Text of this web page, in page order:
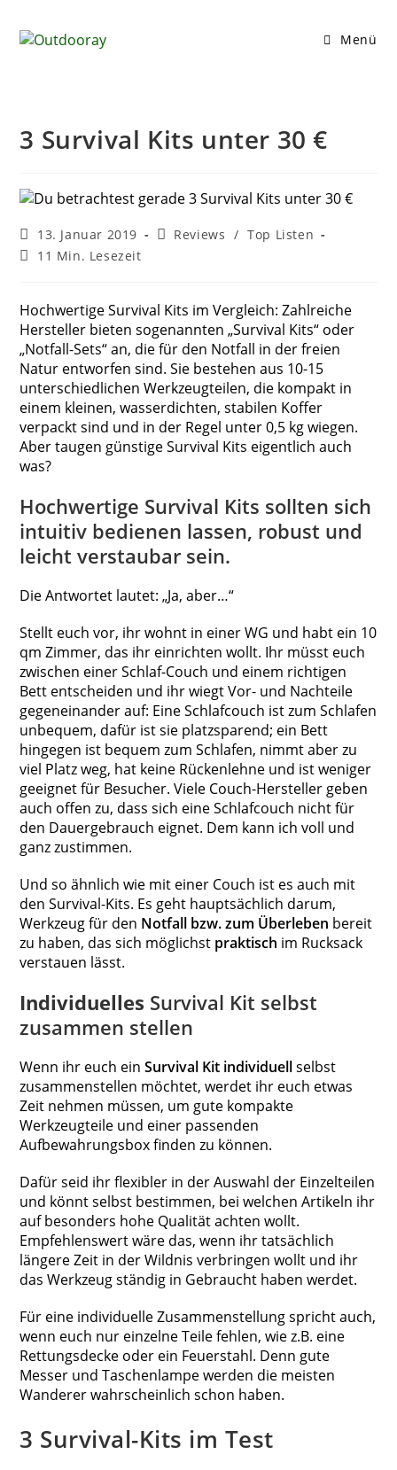
springen
Menü
3 Survival Kits unter 30 €
Beitrag
veröffentlicht:
13. Januar 2019
Beitrags-
Reviews / Top Listen
Lesedauer:
11 Min. Lesezeit
Hochwertige Survival Kits im Vergleich: Zahlreiche
Hersteller bieten sogenannten „Survival Kits“ oder
„Notfall-Sets“ an, die für den Notfall in der freien
Natur entworfen sind. Sie bestehen aus 10-15
unterschiedlichen Werkzeugteilen, die kompakt in
einem kleinen, wasserdichten, stabilen Koffer
verpackt sind und in der Regel unter 0,5 kg wiegen.
Aber taugen günstige Survival Kits eigentlich auch
was?
Hochwertige Survival Kits sollten sich
intuitiv bedienen lassen, robust und
leicht verstaubar sein.
Die Antwortet lautet: „Ja, aber…“
Stellt euch vor, ihr wohnt in einer WG und habt ein 10
qm Zimmer, das ihr einrichten wollt. Ihr müsst euch
zwischen einer Schlaf-Couch und einem richtigen
Bett entscheiden und ihr wiegt Vor- und Nachteile
gegeneinander auf: Eine Schlafcouch ist zum Schlafen
unbequem, dafür ist sie platzsparend; ein Bett
hingegen ist bequem zum Schlafen, nimmt aber zu
viel Platz weg, hat keine Rückenlehne und ist weniger
geeignet für Besucher. Viele Couch-Hersteller geben
auch offen zu, dass sich eine Schlafcouch nicht für
den Dauergebrauch eignet. Dem kann ich voll und
ganz zustimmen.
Und so ähnlich wie mit einer Couch ist es auch mit
den Survival-Kits. Es geht hauptsächlich darum,
Werkzeug für den Notfall bzw. zum Überleben bereit
zu haben, das sich möglichst praktisch im Rucksack
verstauen lässt.
Individuelles Survival Kit selbst
zusammen stellen
Wenn ihr euch einSurvival Kit individuellselbst
zusammenstellen möchtet, werdet ihr euch etwas
Zeit nehmen müssen, um gute kompakte
Werkzeugteile und einer passenden
Aufbewahrungsbox finden zu können.
Dafür seid ihr flexibler in der Auswahl der Einzelteilen
und könnt selbst bestimmen, bei welchen Artikeln ihr
auf besonders hohe Qualität achten wollt.
Empfehlenswert wäre das, wenn ihr tatsächlich
längere Zeit in der Wildnis verbringen wollt und ihr
das Werkzeug ständig in Gebraucht haben werdet.
Für eine individuelle Zusammenstellung spricht auch,
wenn euch nur einzelne Teile fehlen, wie z.B. eine
Rettungsdecke oder ein Feuerstahl. Denn gute
Messer und Taschenlampe werden die meisten
Wanderer wahrscheinlich schon haben.
3 Survival-Kits im Test